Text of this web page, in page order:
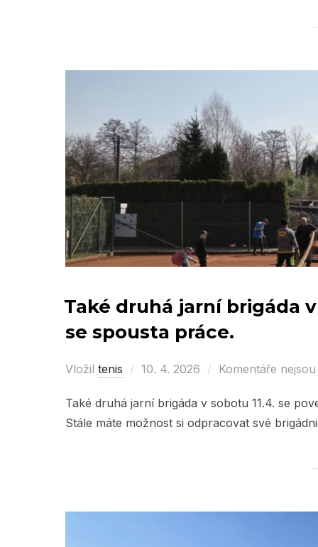
Také druhá jarní brigáda
se spousta práce.
Vložil tenis
Posted
10. 4. 2026 Komentáře
Také druhá jarní brigáda v sobotu 11.4. se
Stále máte možnost si odpracovat své